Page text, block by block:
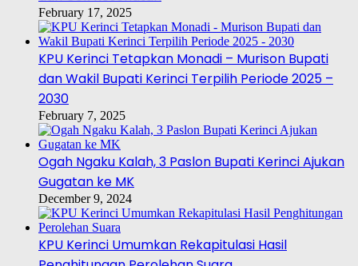
February 17, 2025
KPU Kerinci Tetapkan Monadi – Murison Bupati
dan Wakil Bupati Kerinci Terpilih Periode 2025 –
2030
February 7, 2025
Ogah Ngaku Kalah, 3 Paslon Bupati Kerinci Ajukan
Gugatan ke MK
December 9, 2024
KPU Kerinci Umumkan Rekapitulasi Hasil